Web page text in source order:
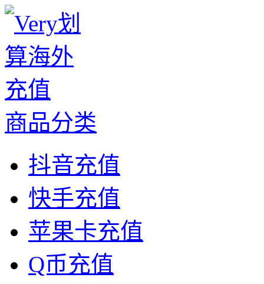
商品分类
抖音充值
快手充值
苹果卡充值
Q币充值